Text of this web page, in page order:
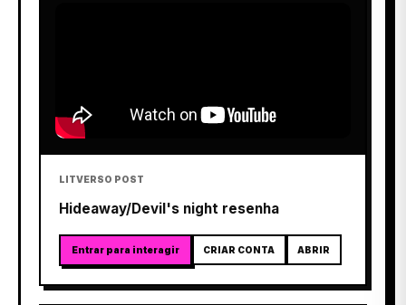
LITVERSO POST
Hideaway/Devil's night resenha
Entrar para interagir CRIAR CONTA ABRIR